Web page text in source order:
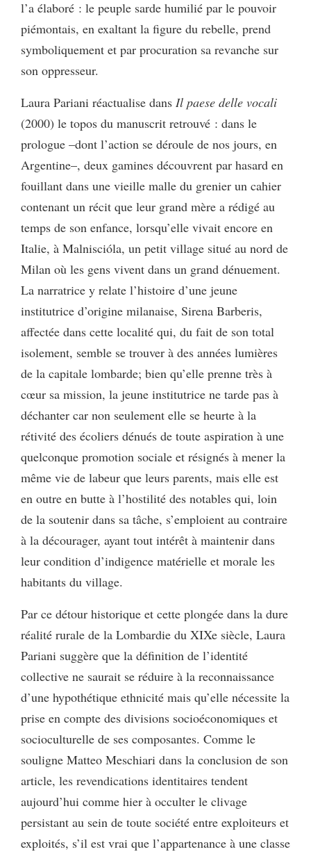
l’a élaboré : le peuple sarde humilié par le pouvoir
piémontais, en exaltant la figure du rebelle, prend
symboliquement et par procuration sa revanche sur
son oppresseur.
Laura Pariani réactualise dans Il paese delle vocali
(2000) le topos du manuscrit retrouvé : dans le
prologue –dont l’action se déroule de nos jours, en
Argentine–, deux gamines découvrent par hasard en
fouillant dans une vieille malle du grenier un cahier
contenant un récit que leur grand mère a rédigé au
temps de son enfance, lorsqu’elle vivait encore en
Italie, à Malniscióla, un petit village situé au nord de
Milan où les gens vivent dans un grand dénuement.
La narratrice y relate l’histoire d’une jeune
institutrice d’origine milanaise, Sirena Barberis,
affectée dans cette localité qui, du fait de son total
isolement, semble se trouver à des années lumières
de la capitale lombarde; bien qu’elle prenne très à
cœur sa mission, la jeune institutrice ne tarde pas à
déchanter car non seulement elle se heurte à la
rétivité des écoliers dénués de toute aspiration à une
quelconque promotion sociale et résignés à mener la
même vie de labeur que leurs parents, mais elle est
en outre en butte à l’hostilité des notables qui, loin
de la soutenir dans sa tâche, s’emploient au contraire
à la décourager, ayant tout intérêt à maintenir dans
leur condition d’indigence matérielle et morale les
habitants du village.
Par ce détour historique et cette plongée dans la dure
réalité rurale de la Lombardie du XIXe siècle, Laura
Pariani suggère que la définition de l’identité
collective ne saurait se réduire à la reconnaissance
d’une hypothétique ethnicité mais qu’elle nécessite la
prise en compte des divisions socioéconomiques et
socioculturelle de ses composantes. Comme le
souligne Matteo Meschiari dans la conclusion de son
article, les revendications identitaires tendent
aujourd’hui comme hier à occulter le clivage
persistant au sein de toute société entre exploiteurs et
exploités, s’il est vrai que l’appartenance à une classe